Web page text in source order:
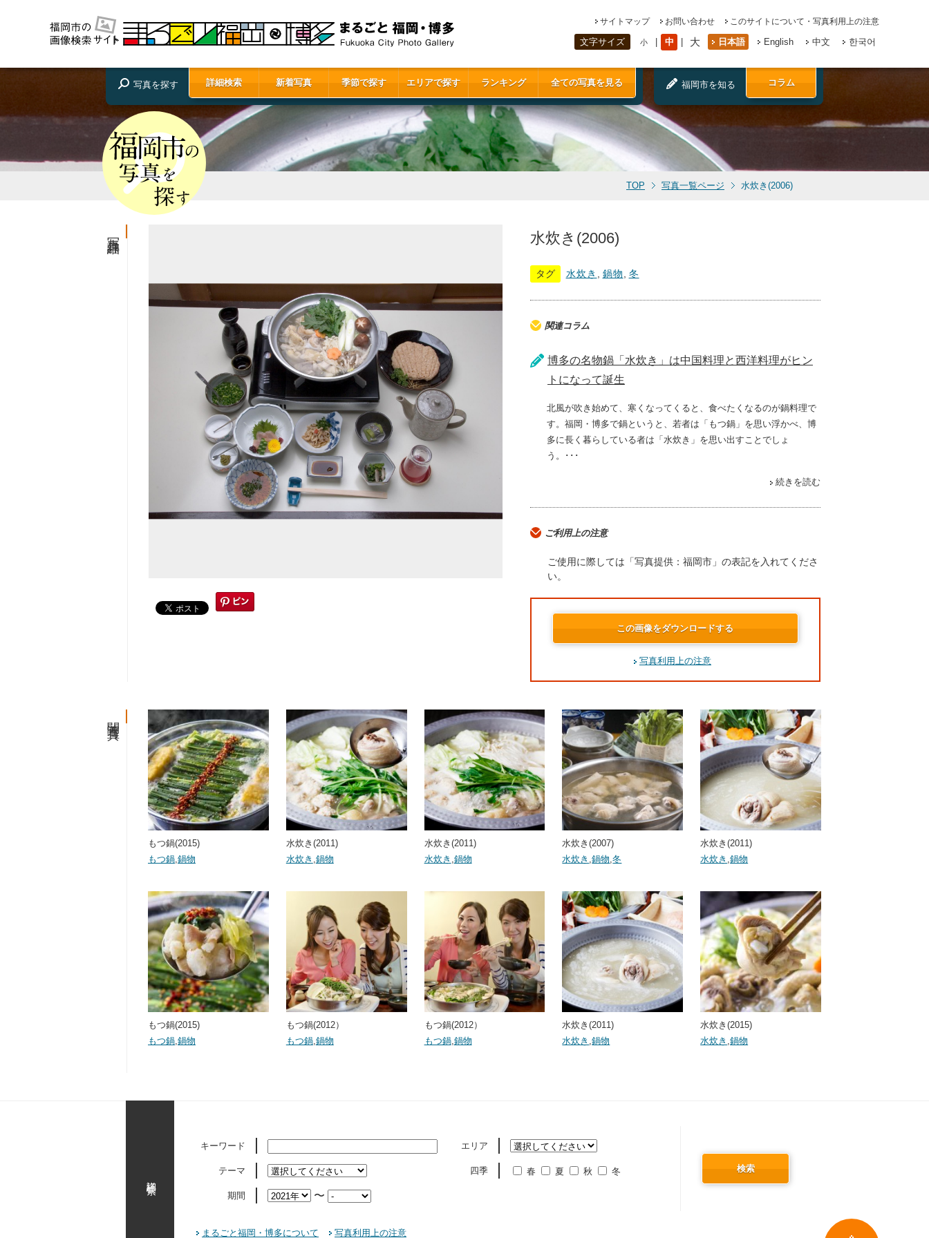
サイトマップ お問い合わせ このサイトについて・写真利用上の注意
文字サイズ 小 中 大 日本語 English 中文 한국어
写真を探す 詳細検索 新着写真 季節で探す エリアで探す ランキング 全ての写真を見る 福岡市を知る コラム
TOP 写真一覧ページ 水炊き(2006)
水炊き(2006)
タグ 水炊き 鍋物 冬
関連コラム
博多の名物鍋「水炊き」は中国料理と西洋料理がヒン
トになって誕生
北風が吹き始めて、寒くなってくると、食べたくなるのが鍋料理で
す。福岡・博多で鍋というと、若者は「もつ鍋」を思い浮かべ、博
多に長く暮らしている者は「水炊き」を思い出すことでしょ
う。･･･
続きを読む
ご利用上の注意
ご使用に際しては「写真提供：福岡市」の表記を入れてくださ
い。
この画像をダウンロードする
写真利用上の注意
もつ鍋(2015)
もつ鍋 鍋物
水炊き(2011)
水炊き 鍋物
水炊き(2011)
水炊き 鍋物
水炊き(2007)
水炊き ,鍋物 ,冬
水炊き(2011)
水炊き ,鍋物
もつ鍋(2015)
もつ鍋 鍋物
もつ鍋(2012）
もつ鍋, 鍋物
もつ鍋(2012）
もつ鍋, 鍋物
水炊き(2011)
水炊き ,鍋物
水炊き(2015)
水炊き ,鍋物
キーワード エリア
テーマ 四季 春 夏 秋 冬
期間 〜
検索
まるごと福岡・博多について 写真利用上の注意